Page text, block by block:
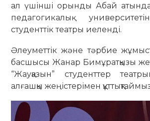
ал үшінші орынды Абай
педагогикалық
студенттік театры иеленді.
Әлеуметтік және тәрбие
басшысы Жанар Бимұратқызы
“Жауқазын” студенттер
алғашқы жеңістерімен